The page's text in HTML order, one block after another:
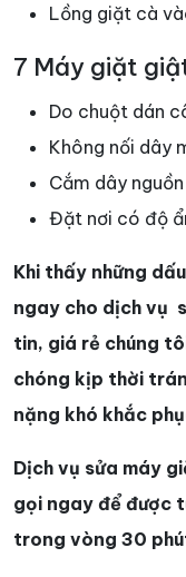
Lồng giặt cà
7 Máy giặt
Do chuột dán
Không nối dây
Cắm dây
Đặt nơi có độ
Khi thấy những
ngay cho dịch vụ
tin, giá rẻ chúng
chóng kịp thời
nặng khó khắc
Dịch vụ sửa máy
gọi ngay để được
trong vòng 30